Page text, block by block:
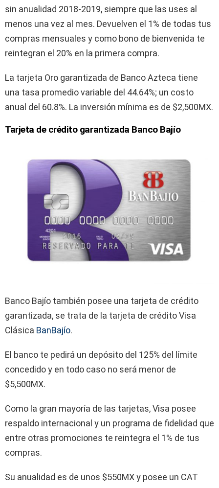
sin anualidad 2018-2019, siempre que las uses al
menos una vez al mes. Devuelven el 1% de todas tus
compras mensuales y como bono de bienvenida te
reintegran el 20% en la primera compra.
La tarjeta Oro garantizada de Banco Azteca tiene
una tasa promedio variable del 44.64%; un costo
anual del 60.8%. La inversión mínima es de $2,500MX.
Tarjeta de crédito garantizada Banco Bajío
Banco Bajío también posee una tarjeta de crédito
garantizada, se trata de la tarjeta de crédito Visa
Clásica BanBajío.
El banco te pedirá un depósito del 125% del límite
concedido y en todo caso no será menor de
$5,500MX.
Como la gran mayoría de las tarjetas, Visa posee
respaldo internacional y un programa de fidelidad que
entre otras promociones te reintegra el 1% de tus
compras.
Su anualidad es de unos $550MX y posee un CAT